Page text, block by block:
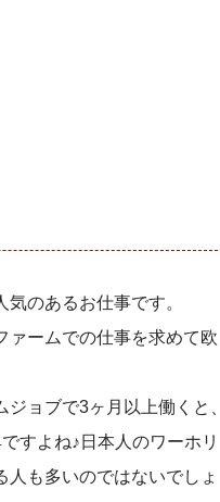
のあるお仕事です。
ァームでの仕事を求めて欧
ョブで3ヶ月以上働くと、
すよね♪日本人のワーホリ
も多いのではないでしょ